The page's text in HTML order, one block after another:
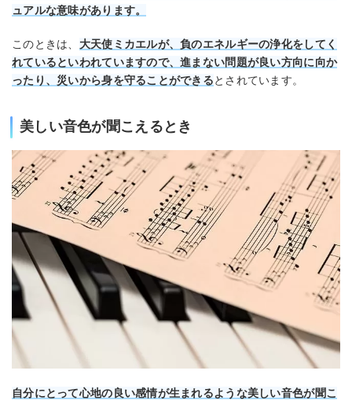
ュアルな意味があります。
このときは、 大天使ミカエルが、負のエネルギーの浄化をしてく
れているといわれていますので、進まない問題が良い方向に向か
ったり、災いから身を守ることができるとされています。
美しい音色が聞こえるとき
自分にとって心地の良い感情が生まれるような美しい音色が聞こ